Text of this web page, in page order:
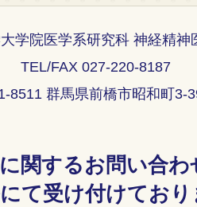
学院医学系研究科 神経精神
TEL/FAX 027-220-8187
8511 群馬県前橋市昭和町3-
関するお問い合わ
て受け付けており